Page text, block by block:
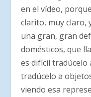
en el vídeo,
clarito, muy claro,
una gran, gran
domésticos, que
es difícil
tradúcelo a
viendo esa